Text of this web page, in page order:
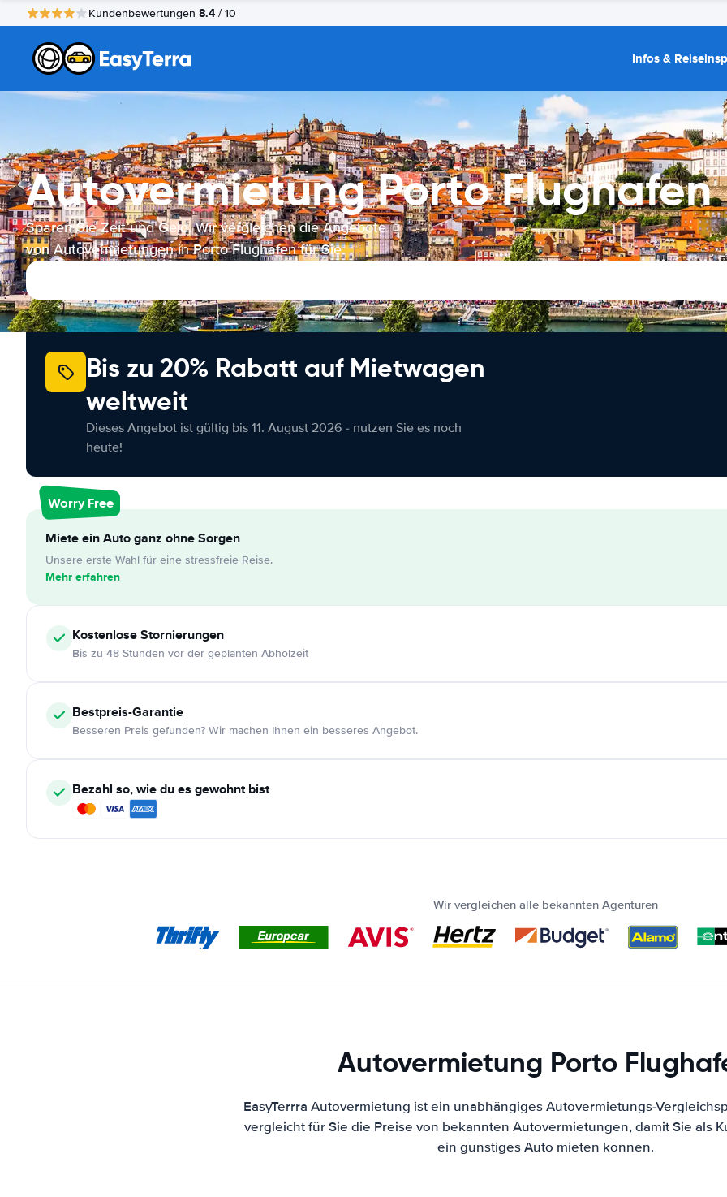
Kundenbewertungen 8.4 / 10
Infos &
Autovermietung Porto Flughafen
Sparen Sie Zeit und Geld. Wir vergleichen die Angebote
von Autovermietungen in Porto Flughafen für Sie.
Bis zu 20% Rabatt auf Mietwagen
weltweit
Dieses Angebot ist gültig bis 11. August 2026 - nutzen Sie es noch
heute!
Worry Free
Miete ein Auto ganz ohne Sorgen
Unsere erste Wahl für eine stressfreie Reise.
Mehr erfahren
KostenloseStornierungen
Bis zu 48 Stunden vor der geplanten Abholzeit
Bestpreis-Garantie
Besseren Preis gefunden? Wir machen Ihnen ein besseres Angebot.
Bezahl so, wie du es gewohnt bist
Wir vergleichen alle bekannten Agenturen
Autovermietung Porto
EasyTerrra Autovermietung ist ein unabhängiges Autovermietungs-
vergleicht für Sie die Preise von bekannten Autovermietungen, damit Sie als
ein günstiges Auto mieten können.